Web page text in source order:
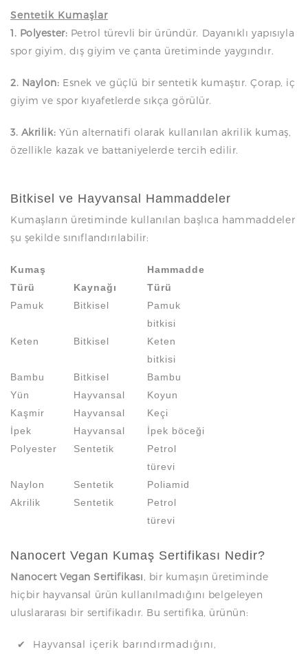
Sentetik Kumaşlar
1. Polyester: Petrol türevli bir üründür. Dayanıklı yapısıyla
spor giyim, dış giyim ve çanta üretiminde yaygındır.
2. Naylon: Esnek ve güçlü bir sentetik kumaştır. Çorap, iç
giyim ve spor kıyafetlerde sıkça görülür.
3. Akrilik: Yün alternatifi olarak kullanılan akrilik kumaş,
özellikle kazak ve battaniyelerde tercih edilir.
Bitkisel ve Hayvansal Hammaddeler
Kumaşların üretiminde kullanılan başlıca hammaddeler
şu şekilde sınıflandırılabilir:
Kumaş
Türü
Kaynağı
Hammadde
Türü
Pamuk
Bitkisel
Pamuk
bitkisi
Keten
Bitkisel
Keten
bitkisi
Bambu
Bitkisel
Bambu
Yün
Hayvansal
Koyun
Kaşmir
Hayvansal
Keçi
İpek
Hayvansal
İpek böceği
Polyester
Sentetik
Petrol
türevi
Naylon
Sentetik
Poliamid
Akrilik
Sentetik
Petrol
türevi
Nanocert Vegan Kumaş Sertifikası Nedir?
Nanocert Vegan Sertifikası, bir kumaşın üretiminde
hiçbir hayvansal ürün kullanılmadığını belgeleyen
uluslararası bir sertifikadır. Bu sertifika, ürünün:
✔ Hayvansal içerik barındırmadığını,